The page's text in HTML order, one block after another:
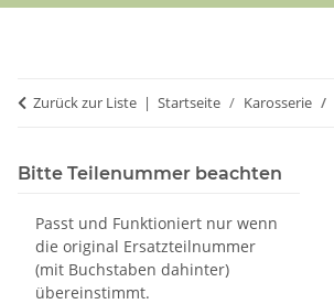
Zurück zur Liste Startseite Karosserie
Bitte Teilenummer beachten
Passt und Funktioniert nur wenn
die original Ersatzteilnummer
(mit Buchstaben dahinter)
übereinstimmt.